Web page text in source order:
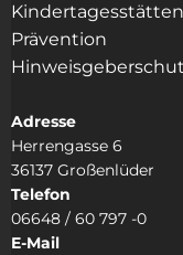
Kindertagesstätten
Prävention
Adresse
Herrengasse 6
36137 Großenlüder
Telefon
06648 / 60 797 -0
E-Mail